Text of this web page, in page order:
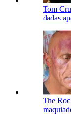
Tom
dadas
The